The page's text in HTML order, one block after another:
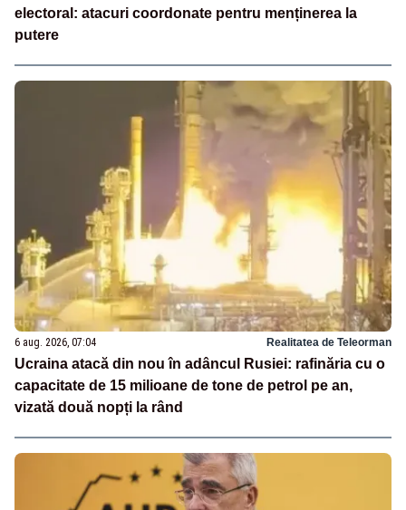
electoral: atacuri coordonate pentru menținerea la
putere
6 aug. 2026, 07:04 Realitatea de Teleorman
Ucraina atacă din nou în adâncul Rusiei: rafinăria cu o
capacitate de 15 milioane de tone de petrol pe an,
vizată două nopți la rând